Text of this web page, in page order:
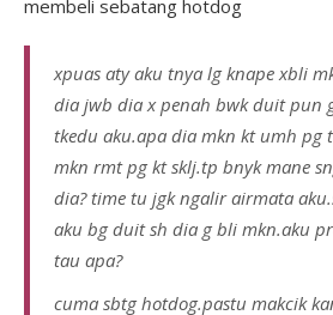
membeli sebatang hotdog
xpuas aty aku tnya lg knape xbli
dia jwb dia x penah bwk duit pun
tkedu aku.apa dia mkn kt umh pg
mkn rmt pg kt sklj.tp bnyk mane
dia? time tu jgk ngalir airmata
aku bg duit sh dia g bli mkn.aku
tau apa?
cuma sbtg hotdog.pastu makcik